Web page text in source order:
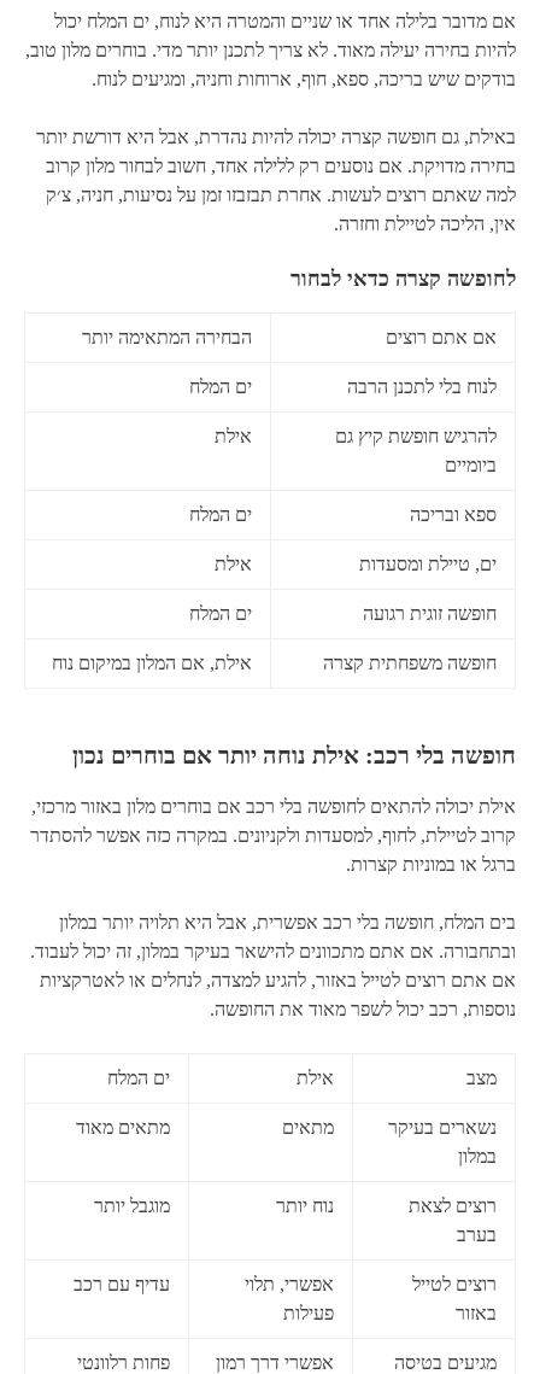
אם מדובר בלילה אחד או שניים והמטרה היא לנוח, ים המלח יכול
להיות בחירה יעילה מאוד. לא צריך לתכנן יותר מדי. בוחרים מלון טוב,
בודקים שיש בריכה, ספא, חוף, ארוחות וחניה, ומגיעים לנוח.
באילת, גם חופשה קצרה יכולה להיות נהדרת, אבל היא דורשת יותר
בחירה מדויקת. אם נוסעים רק ללילה אחד, חשוב לבחור מלון קרוב
למה שאתם רוצים לעשות. אחרת תבזבזו זמן על נסיעות, חניה, צ׳ק
אין, הליכה לטיילת וחזרה.
לחופשה קצרה כדאי לבחור
אם אתם רוצים הבחירה המתאימה יותר
לנוח בלי לתכנן הרבה ים המלח
להרגיש חופשת קיץ גם
ביומיים
אילת
ספא ובריכה ים המלח
ים, טיילת ומסעדות אילת
חופשה זוגית רגועה ים המלח
חופשה משפחתית קצרה אילת, אם המלון במיקום נוח
חופשה בלי רכב: אילת נוחה יותר אם בוחרים נכון
אילת יכולה להתאים לחופשה בלי רכב אם בוחרים מלון באזור מרכזי,
קרוב לטיילת, לחוף, למסעדות ולקניונים. במקרה כזה אפשר להסתדר
ברגל או במוניות קצרות.
בים המלח, חופשה בלי רכב אפשרית, אבל היא תלויה יותר במלון
ובתחבורה. אם אתם מתכוונים להישאר בעיקר במלון, זה יכול לעבוד.
אם אתם רוצים לטייל באזור, להגיע למצדה, לנחלים או לאטרקציות
נוספות, רכב יכול לשפר מאוד את החופשה.
מצב אילת ים המלח
נשארים בעיקר
במלון
מתאים מתאים מאוד
רוצים לצאת
בערב
נוח יותר מוגבל יותר
רוצים לטייל
באזור
אפשרי, תלוי
פעילות
עדיף עם רכב
מגיעים בטיסה
אפשרי דרך רמון
פחות רלוונטי